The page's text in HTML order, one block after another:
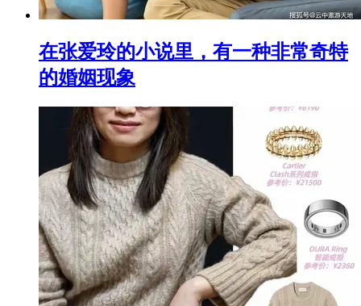
在张爱玲的小说里，有一种非常奇特
的婚姻现象